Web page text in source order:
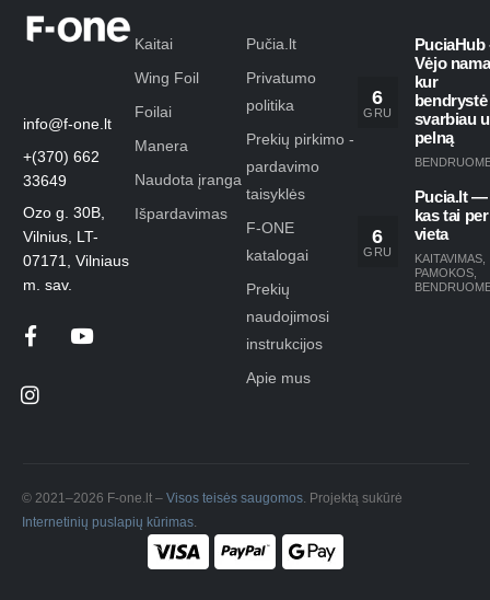
info@f-one.lt
+(370) 662
33649
Ozo g. 30B,
Vilnius, LT-
07171, Vilniaus
m. sav.
Kaitai
Wing Foil
Foilai
Manera
Naudota įranga
Išpardavimas
Pučia.lt
Privatumo
politika
Prekių pirkimo -
pardavimo
taisyklės
F-ONE
katalogai
Prekių
naudojimosi
instrukcijos
Apie mus
6
GRU
PuciaHub
Vėjo
kur
bendrystė
svarbiau
pelną
6
GRU
Pucia.lt —
kas tai per
vieta
KAITAVIMAS
PAMOKOS
© 2021–2026 F-one.lt – Visos teisės saugomos . Projektą sukūrė
Internetinių puslapių kūrimas